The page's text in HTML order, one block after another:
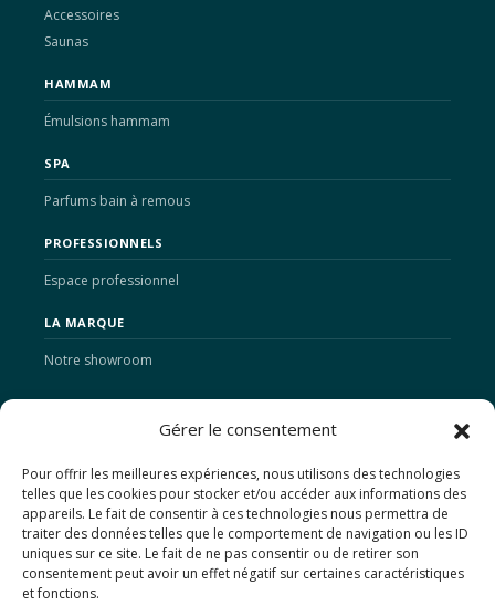
Gérer le consentement
Pour offrir les meilleures expériences, nous utilisons des technologies
telles que les cookies pour stocker et/ou accéder aux informations des
appareils. Le fait de consentir à ces technologies nous permettra de
traiter des données telles que le comportement de navigation ou les ID
uniques sur ce site. Le fait de ne pas consentir ou de retirer son
consentement peut avoir un effet négatif sur certaines caractéristiques
et fonctions.
Accessoires
Saunas
HAMMAM
Émulsions hammam
SPA
Parfums bain à remous
PROFESSIONNELS
Espace professionnel
LA MARQUE
Notre showroom
CONTACTS
SAS WELLNESS DISTRIBUTION FRANCE
8 Rue des Remparts
67230 Sermersheim